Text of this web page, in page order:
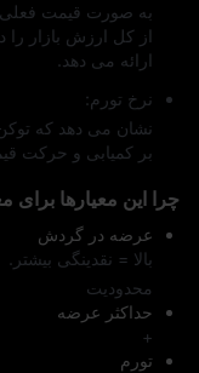
به صورت قیمت
از کل ارزش بازار
ارائه می‌ دهد.
نرخ تورم:
نشان می‌ دهد که
بر کمیابی و حرکت
چرا این معیارها
عرضه در گردش
بالا = نقدینگی بیشتر.
محدودیت
حداکثر عرضه
+
تورم